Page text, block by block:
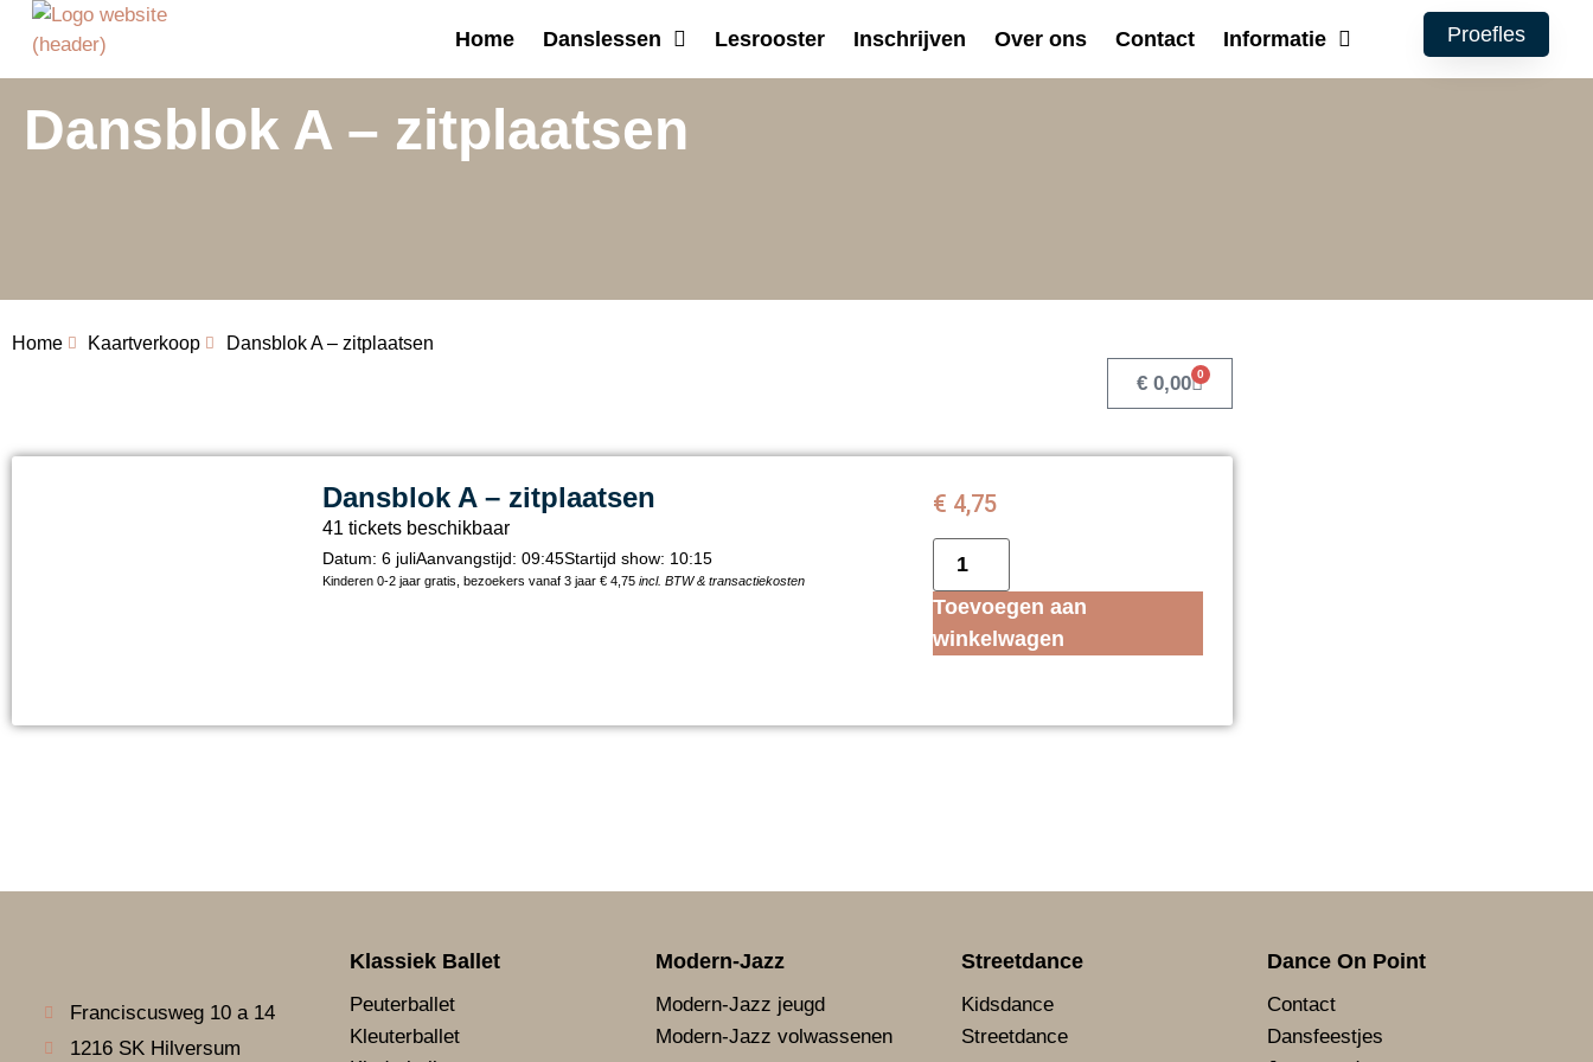
Home Danslessen Lesrooster Inschrijven Over ons Contact Informatie Proefles
Dansblok A – zitplaatsen
Home Kaartverkoop Dansblok A – zitplaatsen
€ 0,00 0
Dansblok A – zitplaatsen
41 tickets beschikbaar
Datum: 6 juliAanvangstijd: 09:45Startijd show: 10:15
Kinderen 0-2 jaar gratis, bezoekers vanaf 3 jaar € 4,75 incl. BTW & transactiekosten
€ 4,75
Toevoegen aan
winkelwagen
Franciscusweg 10 a 14
1216 SK Hilversum
Klassiek Ballet
Peuterballet
Kleuterballet
Modern-Jazz
Modern-Jazz jeugd
Modern-Jazz volwassenen
Streetdance
Kidsdance
Streetdance
Dance On Point
Contact
Dansfeestjes